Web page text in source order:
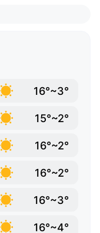
16°~3°
15°~2°
16°~2°
16°~2°
16°~3°
16°~4°